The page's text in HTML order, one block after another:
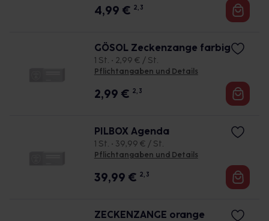
4,99 € 2, 3
GÖSOL Zeckenzange farbig
1 St. • 2,99 € / St.
Pflichtangaben und Details
2,99 € 2, 3
PILBOX Agenda
1 St. • 39,99 € / St.
Pflichtangaben und Details
39,99 € 2, 3
ZECKENZANGE orange